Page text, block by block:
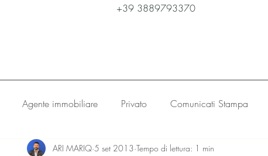
+39 3889793370
Agente immobiliare Privato Comunicati Stampa
ARI MARIQ 5 set 2013 Tempo di lettura: 1 min